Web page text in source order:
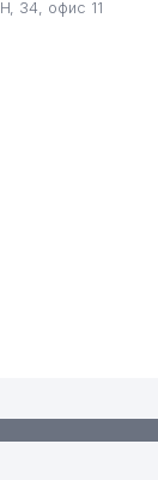
34, офис 11